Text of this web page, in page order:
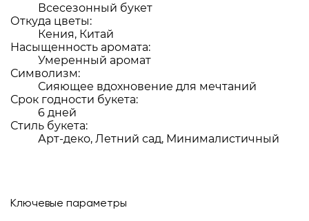
Всесезонный букет
Откуда цветы:
Кения, Китай
Насыщенность аромата:
Умеренный аромат
Символизм:
Сияющее вдохновение для мечтаний
Срок годности букета:
6 дней
Стиль букета:
Арт-деко, Летний сад, Минималистичный
Ключевые параметры